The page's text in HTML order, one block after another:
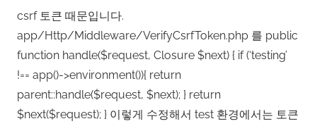
csrf 토큰 때문입니다.
app/Http/Middleware/VerifyCsrfToken.php 를 public
function handle($request, Closure $next) { if (‘testing’
!== app()->environment()){ return
parent::handle($request, $next); } return
$next($request); } 이렇게 수정해서 test 환경에서는 토큰